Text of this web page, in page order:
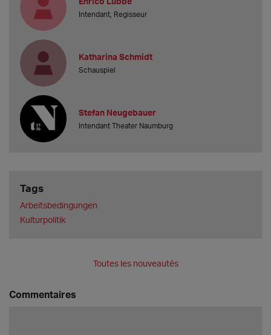
Intendant, Regisseur
Katharina Schmidt
Schauspiel
Stefan Neugebauer
Intendant Theater Naumburg
Tags
Arbeitsbedingungen
Kulturpolitik
Toutes les nouveautés
Commentaires